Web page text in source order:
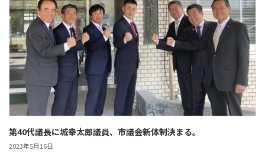
第40代議長に城幸太郎議員、市議会新体制決まる。
2023年5月16日